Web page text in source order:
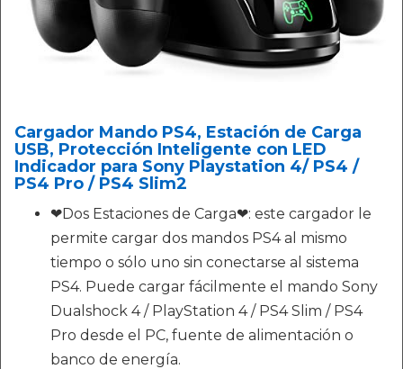
Cargador Mando PS4, Estación de Carga
USB, Protección Inteligente con LED
Indicador para Sony Playstation 4/ PS4 /
PS4 Pro / PS4 Slim2
❤Dos Estaciones de Carga❤: este cargador le
permite cargar dos mandos PS4 al mismo
tiempo o sólo uno sin conectarse al sistema
PS4. Puede cargar fácilmente el mando Sony
Dualshock 4 / PlayStation 4 / PS4 Slim / PS4
Pro desde el PC, fuente de alimentación o
banco de energía.